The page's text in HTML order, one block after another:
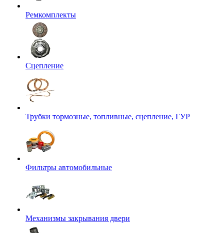
Ремкомплекты
Сцепление
Трубки тормозные, топливные, сцепление, ГУР
Фильтры автомобильные
Механизмы закрывания двери